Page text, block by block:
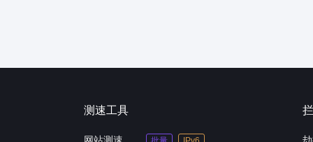
测速工具